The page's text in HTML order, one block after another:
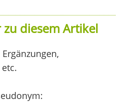
diesem Artikel